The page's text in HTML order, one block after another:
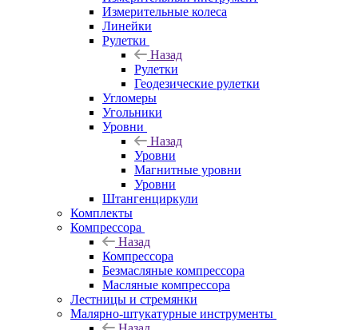
Измерительные колеса
Линейки
Рулетки
Назад
Рулетки
Геодезические рулетки
Угломеры
Угольники
Уровни
Назад
Уровни
Магнитные уровни
Уровни
Штангенциркули
Комплекты
Компрессора
Назад
Компрессора
Безмасляные компрессора
Масляные компрессора
Лестницы и стремянки
Малярно-штукатурные инструменты